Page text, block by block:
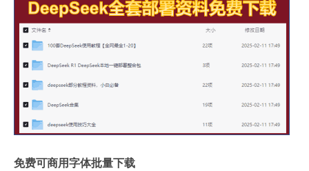
免费可商用字体批量下载